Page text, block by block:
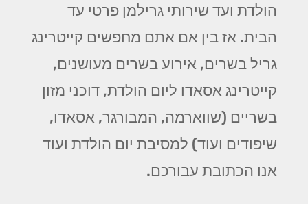
הולדת ועד שירותי גרילמן פרטי עד
הבית. אז בין אם אתם מחפשים קייטרינג
גריל בשרים, אירוע בשרים מעושנים,
קייטרינג אסאדו ליום הולדת, דוכני מזון
בשריים (שווארמה, המבורגר, אסאדו,
שיפודים ועוד) למסיבת יום הולדת ועוד
אנו הכתובת עבורכם.